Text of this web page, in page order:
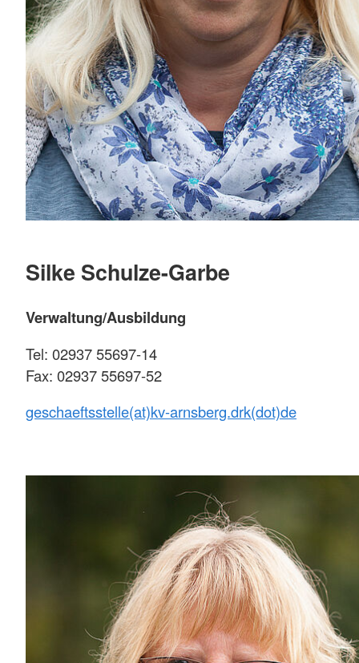
Silke Schulze-Garbe
Verwaltung/Ausbildung
Tel: 02937 55697-14
Fax: 02937 55697-52
geschaeftsstelle(at)kv-arnsberg.drk(dot)de